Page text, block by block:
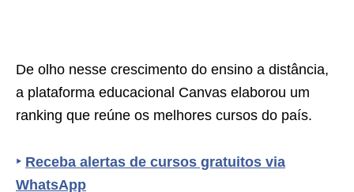
De olho nesse crescimento do ensino a distância,
a plataforma educacional Canvas elaborou um
ranking que reúne os melhores cursos do país.
‣ Receba alertas de cursos gratuitos via
WhatsApp